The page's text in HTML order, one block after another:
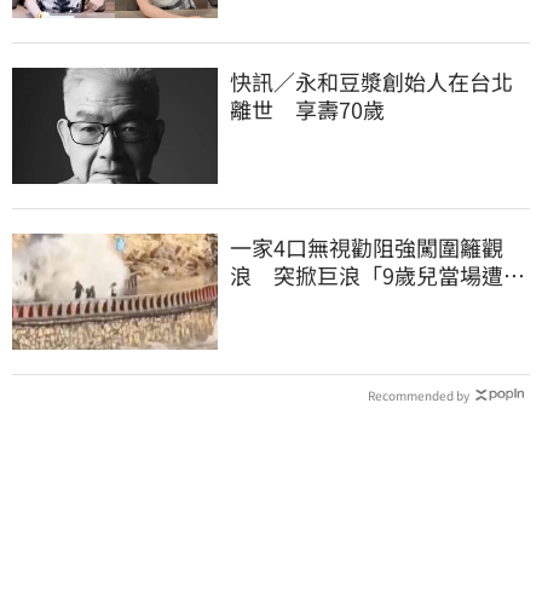
快訊／永和豆漿創始人在台北
離世 享壽70歲
一家4口無視勸阻強闖圍籬觀
浪 突掀巨浪「9歲兒當場遭捲
Recommended by